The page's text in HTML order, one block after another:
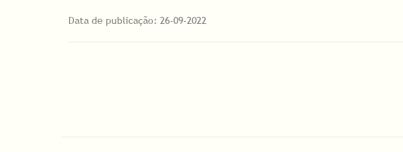
Data de publicação: 26-09-2022